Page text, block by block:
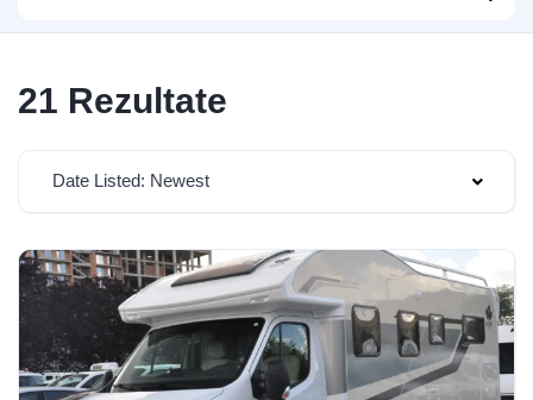
21 Rezultate
Date Listed: Newest